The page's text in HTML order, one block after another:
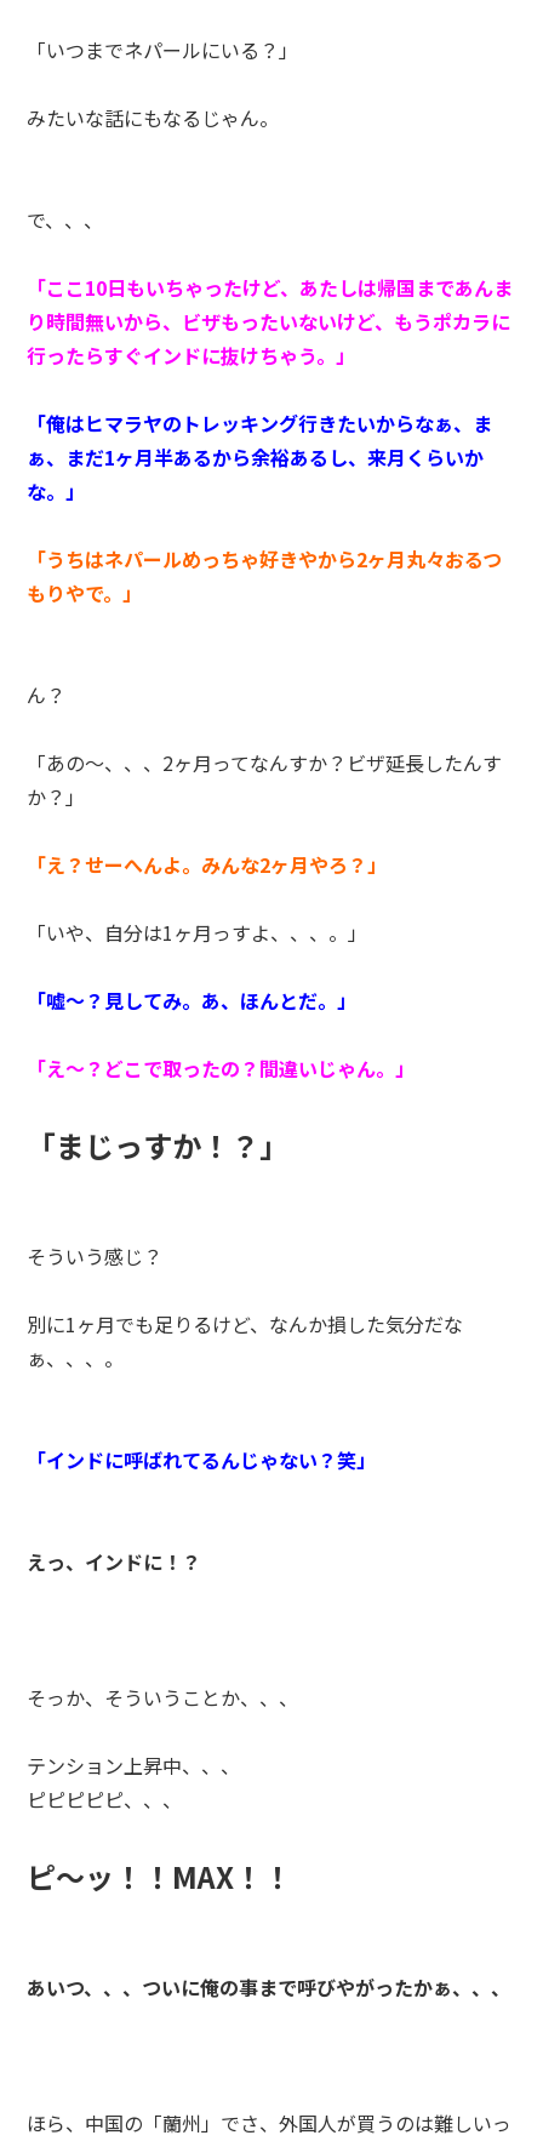
「いつまでネパールにいる？」
みたいな話にもなるじゃん。
で、、、
「ここ10日もいちゃったけど、あたしは帰国まであんま
り時間無いから、ビザもったいないけど、もうポカラに
行ったらすぐインドに抜けちゃう。」
「俺はヒマラヤのトレッキング行きたいからなぁ、ま
ぁ、まだ1ヶ月半あるから余裕あるし、来月くらいか
な。」
「うちはネパールめっちゃ好きやから2ヶ月丸々おるつ
もりやで。」
ん？
「あの～、、、2ヶ月ってなんすか？ビザ延長したんす
か？」
「え？せーへんよ。みんな2ヶ月やろ？」
「いや、自分は1ヶ月っすよ、、、。」
「嘘～？見してみ。あ、ほんとだ。」
「え～？どこで取ったの？間違いじゃん。」
「まじっすか！？」
そういう感じ？
別に1ヶ月でも足りるけど、なんか損した気分だな
ぁ、、、。
「インドに呼ばれてるんじゃない？笑」
えっ、インドに！？
そっか、そういうことか、、、
テンション上昇中、、、
ピピピピピ、、、
ピ～ッ！！MAX！！
あいつ、、、ついに俺の事まで呼びやがったかぁ、、、
ほら、中国の「蘭州」でさ、外国人が買うのは難しいっ